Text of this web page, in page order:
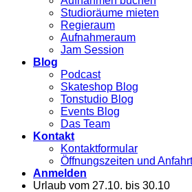
Studioräume mieten
Regieraum
Aufnahmeraum
Jam Session
Blog
Podcast
Skateshop Blog
Tonstudio Blog
Events Blog
Das Team
Kontakt
Kontaktformular
Öffnungszeiten und Anfahrt
Anmelden
Urlaub vom 27.10. bis 30.10